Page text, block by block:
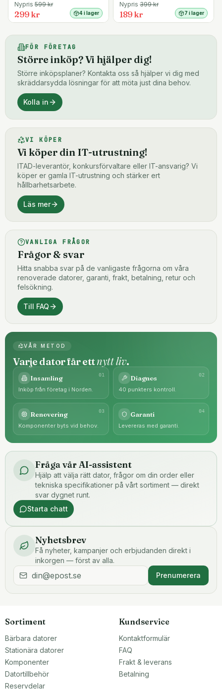
Nypris 599kr
299 kr 4 i lager
Nypris 399kr
189 kr 7 i lager
FÖR FÖRETAG
Större inköp? Vi hjälper dig!
Större inköpsplaner? Kontakta oss så hjälper vi dig med
skräddarsydda lösningar för att möta just dina behov.
Kolla in
VI KÖPER
Vi köper din IT-utrustning!
ITAD-leverantör, konkursförvaltare eller IT-ansvarig? Vi
köper er gamla IT-utrustning och stärker ert
hållbarhetsarbete.
Läs mer
VANLIGA FRÅGOR
Frågor & svar
Hitta snabba svar på de vanligaste frågorna om våra
renoverade datorer, garanti, frakt, betalning, retur och
felsökning.
Till FAQ
VÅR METOD
Varje dator får ettnytt liv.
01
Insamling
Inköp från företag i Norden.
02
Diagnos
40 punkters kontroll.
03
Renovering
Komponenter byts vid behov.
04
Garanti
Levereras med garanti.
Fråga vår AI-assistent
Hjälp att välja rätt dator, frågor om din order eller
tekniska specifikationer på vårt sortiment — direkt
svar dygnet runt.
Starta chatt
Nyhetsbrev
Få nyheter, kampanjer och erbjudanden direkt i
inkorgen — först av alla.
Prenumerera
Sortiment
Bärbara datorer
Stationära datorer
Komponenter
Datortillbehör
Reservdelar
Kundservice
Kontaktformulär
FAQ
Frakt & leverans
Betalning